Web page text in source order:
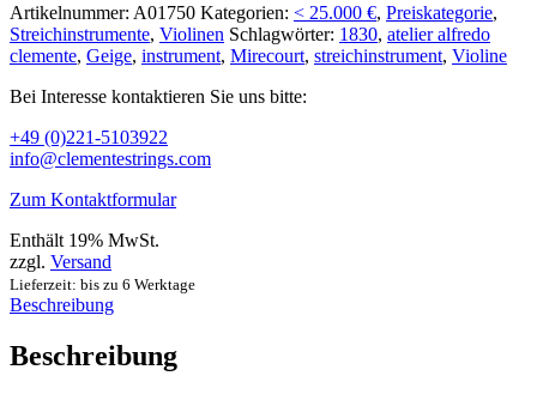
Artikelnummer: A01750 Kategorien: < 25.000 €, Preiskategorie,
Streichinstrumente, Violinen Schlagwörter: 1830, atelier alfredo
clemente, Geige, instrument, Mirecourt, streichinstrument, Violine
Bei Interesse kontaktieren Sie uns bitte:
+49 (0)221-5103922
info@clementestrings.com
Zum Kontaktformular
Enthält 19% MwSt.
zzgl. Versand
Lieferzeit: bis zu 6 Werktage
Beschreibung
Beschreibung